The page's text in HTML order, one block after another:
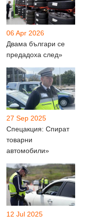
06 Apr 2026
Двама българи се
предадоха след»
27 Sep 2025
Спецакция: Спират
товарни
автомобили»
12 Jul 2025